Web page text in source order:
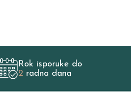
Rok isporuke do
2 radna dana